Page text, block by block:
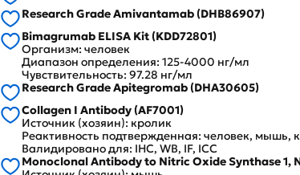
Research Grade Amivantamab (DHB86907)
Bimagrumab ELISA Kit (KDD72801)
Организм: человек
Диапазон определения: 125-4000 нг/мл
Чувствительность: 97.28 нг/мл
Research Grade Apitegromab (DHA30605)
Collagen I Antibody (AF7001)
Источник (хозяин): кролик
Реактивность подтвержденная: человек, мышь,
Валидировано для: IHC, WB, IF, ICC
Monoclonal Antibody to Nitric Oxide Synthase 1,